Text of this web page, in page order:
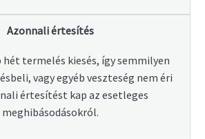
Azonnali értesítés
termelés kiesés, így semmilyen
vagy egyéb veszteség nem éri
értesítést kap az esetleges
meghibásodásokról.